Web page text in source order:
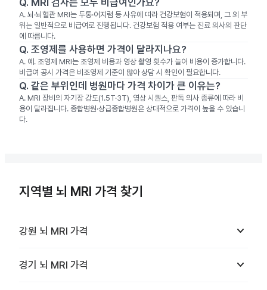
Q. MRI 검사는 모두 비급여인가요?
A. 뇌·뇌혈관 MRI는 두통·어지럼 등 사유에 따라 건강보험이 적용되며, 그 외 부
위는 일반적으로 비급여로 진행됩니다. 건강보험 적용 여부는 진료 의사의 판단
에 따릅니다.
Q. 조영제를 사용하면 가격이 달라지나요?
A. 예. 조영제 MRI는 조영제 비용과 영상 촬영 횟수가 늘어 비용이 증가합니다.
비급여 공시 가격은 비조영제 기준이 많아 상담 시 확인이 필요합니다.
Q. 같은 부위인데 병원마다 가격 차이가 큰 이유는?
A. MRI 장비의 자기장 강도(1.5T·3T), 영상 시퀀스, 판독 의사 종류에 따라 비
용이 달라집니다. 종합병원·상급종합병원은 상대적으로 가격이 높을 수 있습니
다.
지역별 뇌 MRI 가격 찾기
강원 뇌 MRI 가격 keyboard_arrow_down
경기 뇌 MRI 가격 keyboard_arrow_down